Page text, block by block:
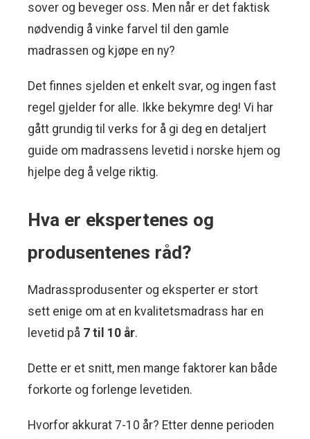
sover og beveger oss. Men når er det faktisk
nødvendig å vinke farvel til den gamle
madrassen og kjøpe en ny?
Det finnes sjelden et enkelt svar, og ingen fast
regel gjelder for alle. Ikke bekymre deg! Vi har
gått grundig til verks for å gi deg en detaljert
guide om madrassens levetid i norske hjem og
hjelpe deg å velge riktig.
Hva er ekspertenes og
produsentenes råd?
Madrassprodusenter og eksperter er stort
sett enige om at en kvalitetsmadrass har en
levetid på 7 til 10 år.
Dette er et snitt, men mange faktorer kan både
forkorte og forlenge levetiden.
Hvorfor akkurat 7-10 år? Etter denne perioden